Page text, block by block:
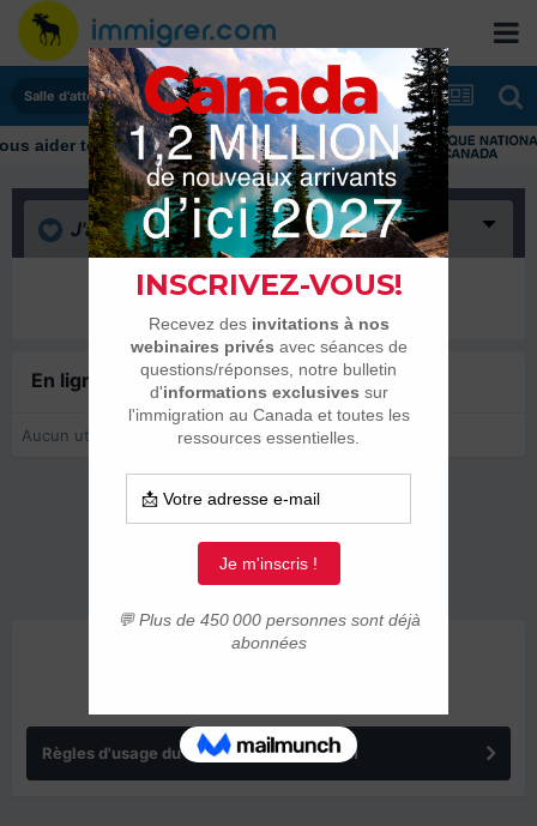
Salle d'attente - échanges de dates
J'aime(0)
Il n’y a encore rien ici
En ligne récemment0 membre est en ligne
Aucun utilisateur enregistré regarde cette page.
Règles d'usage du forum IMMIGRER.COM